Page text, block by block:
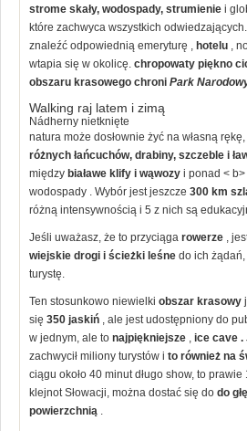
strome skały, wodospady, strumienie i
które zachwyca wszystkich
znaleźć odpowiednią emeryturę , hotelu ,
wtapia się w okolicę. chropowaty piękno
obszaru krasowego chroni Park
Walking raj latem i zimą
Nádherny nietknięte
natura może dosłownie żyć na własną
różnych łańcuchów, drabiny, szczeble i
między białawe klify i wąwozy i ponad <
wodospady . Wybór jest jeszcze 300 km
różną intensywnością i 5 z nich są
Jeśli uważasz, że to przyciąga rowerze ,
wiejskie drogi i ścieżki leśne do ich
turystę.
Ten stosunkowo niewielki obszar krasowy
się 350 jaskiń , ale jest udostępniony do
w jednym, ale to najpiękniejsze , ice cave .
zachwycił miliony turystów i to również na
ciągu około 40 minut długo show, to
klejnot Słowacji, można dostać się do do
powierzchnią .